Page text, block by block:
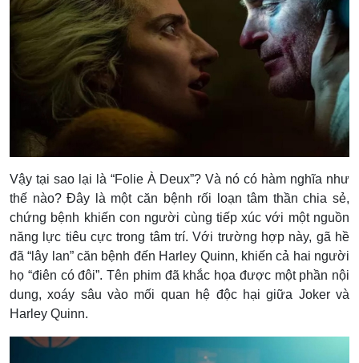
Vậy tại sao lại là “Folie À Deux”? Và nó có hàm nghĩa như
thế nào? Đây
là một căn bệnh rối loạn tâm thần chia sẻ,
chứng bệnh khiến con người cùng tiếp xúc với một nguồn
năng lực tiêu cực trong tâm trí. Với trường hợp này, gã hề
đã “lây lan” căn bệnh đến Harley Quinn, khiến cả hai người
họ “điên có đôi”. Tên phim đã khắc họa được một phần nội
dung, xoáy sâu vào mối quan hệ độc hại giữa Joker và
Harley Quinn.